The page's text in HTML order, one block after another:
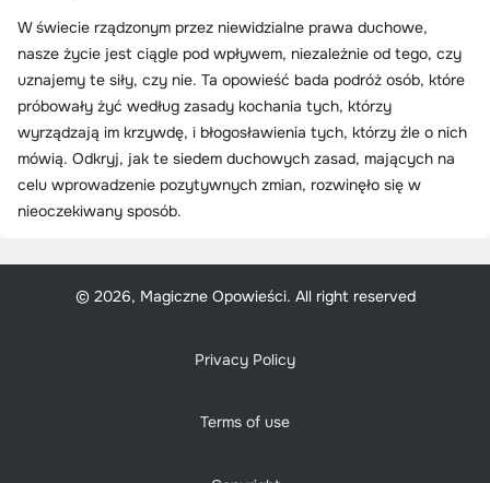
W świecie rządzonym przez niewidzialne prawa duchowe,
nasze życie jest ciągle pod wpływem, niezależnie od tego, czy
uznajemy te siły, czy nie. Ta opowieść bada podróż osób, które
próbowały żyć według zasady kochania tych, którzy
wyrządzają im krzywdę, i błogosławienia tych, którzy źle o nich
mówią. Odkryj, jak te siedem duchowych zasad, mających na
celu wprowadzenie pozytywnych zmian, rozwinęło się w
nieoczekiwany sposób.
© 2026, Magiczne Opowieści. All right reserved
Privacy Policy
Terms of use